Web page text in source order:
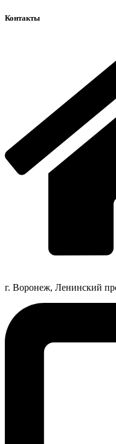
Контакты
г. Воронеж, Ленинский